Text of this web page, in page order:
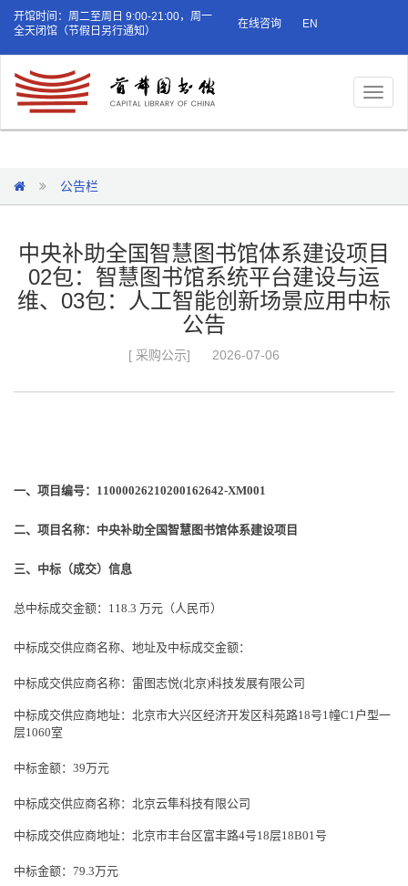
开馆时间：周二至周日 9:00-21:00，周一
全天闭馆（节假日另行通知）
在线咨询 EN
公告栏
中央补助全国智慧图书馆体系建设项目
02包：智慧图书馆系统平台建设与运
维、03包：人工智能创新场景应用中标
公告
[ 采购公示] 2026-07-06
一、项目编号： 11000026210200162642-XM001
二、项目名称：中央补助全国智慧图书馆体系建设项目
三、中标（成交）信息
总中标成交金额： 118.3 万元（人民币）
中标成交供应商名称、地址及中标成交金额：
中标成交供应商名称：雷图志悦(北京)科技发展有限公司
中标成交供应商地址：北京市大兴区经济开发区科苑路18号1幢C1户型一
层1060室
中标金额： 39万元
中标成交供应商名称：北京云隼科技有限公司
中标成交供应商地址：北京市丰台区富丰路4号18层18B01号
中标金额： 79.3万元